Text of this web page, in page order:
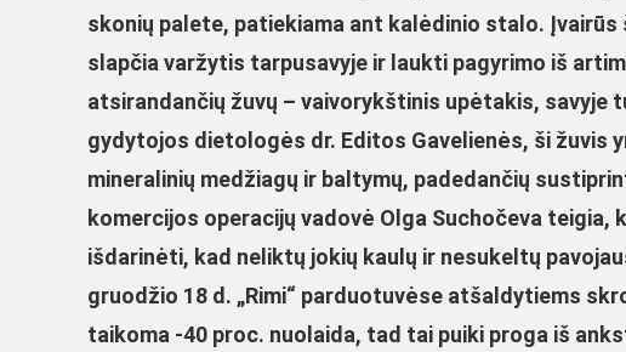
skonių palete, patiekiama ant kalėdinio stalo.
slapčia varžytis tarpusavyje ir laukti pagyrimo iš
atsirandančių žuvų – vaivorykštinis upėtakis, savyje
gydytojos dietologės dr. Editos Gavelienės, ši žuvis
mineralinių medžiagų ir baltymų, padedančių
komercijos operacijų vadovė Olga Suchočeva
išdarinėti, kad neliktų jokių kaulų ir nesukeltų
gruodžio 18 d. „Rimi“ parduotuvėse atšaldytiems
taikoma -40 proc. nuolaida, tad tai puiki proga iš